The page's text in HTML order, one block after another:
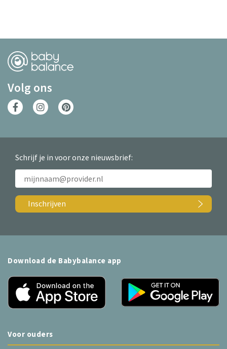
Volg ons
Schrijf je in voor onze nieuwsbrief:
Inschrijven
Download de Babybalance app
Voor ouders